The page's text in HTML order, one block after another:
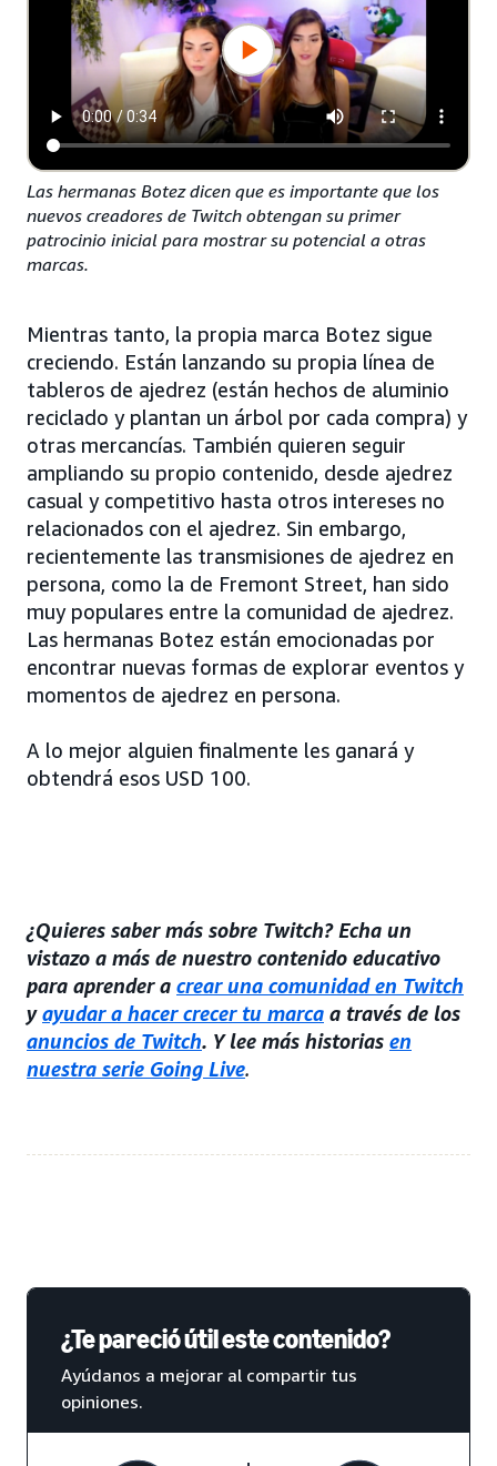
Las hermanas Botez dicen que es importante que los
nuevos creadores de Twitch obtengan su primer
patrocinio inicial para mostrar su potencial a otras
marcas.
Mientras tanto, la propia marca Botez sigue
creciendo. Están lanzando su propia línea de
tableros de ajedrez (están hechos de aluminio
reciclado y plantan un árbol por cada compra) y
otras mercancías. También quieren seguir
ampliando su propio contenido, desde ajedrez
casual y competitivo hasta otros intereses no
relacionados con el ajedrez. Sin embargo,
recientemente las transmisiones de ajedrez en
persona, como la de Fremont Street, han sido
muy populares entre la comunidad de ajedrez.
Las hermanas Botez están emocionadas por
encontrar nuevas formas de explorar eventos y
momentos de ajedrez en persona.
A lo mejor alguien finalmente les ganará y
obtendrá esos USD 100.
¿Quieres saber más sobre Twitch? Echa un
vistazo a más de nuestro contenido educativo
para aprender a crear una comunidad en Twitch
yayudar a hacer crecer tu marca a través de los
anuncios de Twitch. Y lee más historias en
nuestra serie Going Live.
¿Te pareció útil este contenido?
Ayúdanos a mejorar al compartir tus
opiniones.